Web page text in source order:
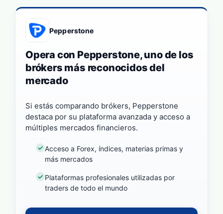
Pepperstone
Opera con Pepperstone, uno de los
brókers más reconocidos del
mercado
Si estás comparando brókers, Pepperstone
destaca por su plataforma avanzada y acceso a
múltiples mercados financieros.
Acceso a Forex, índices, materias primas y
más mercados
Plataformas profesionales utilizadas por
traders de todo el mundo